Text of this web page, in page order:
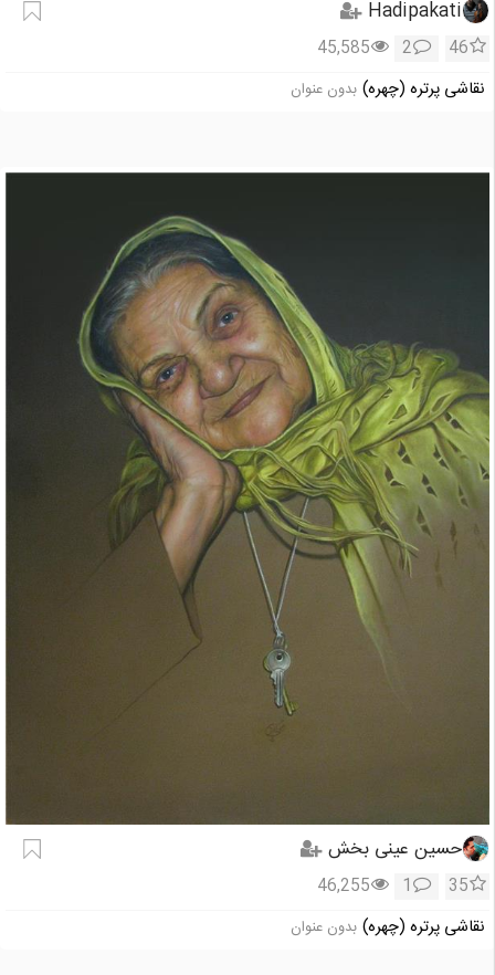
Hadipakati
46
2
45,585
نقاشی پرتره (چهره) بدون عنوان
حسین عینی بخش
35
1
46,255
نقاشی پرتره (چهره) بدون عنوان